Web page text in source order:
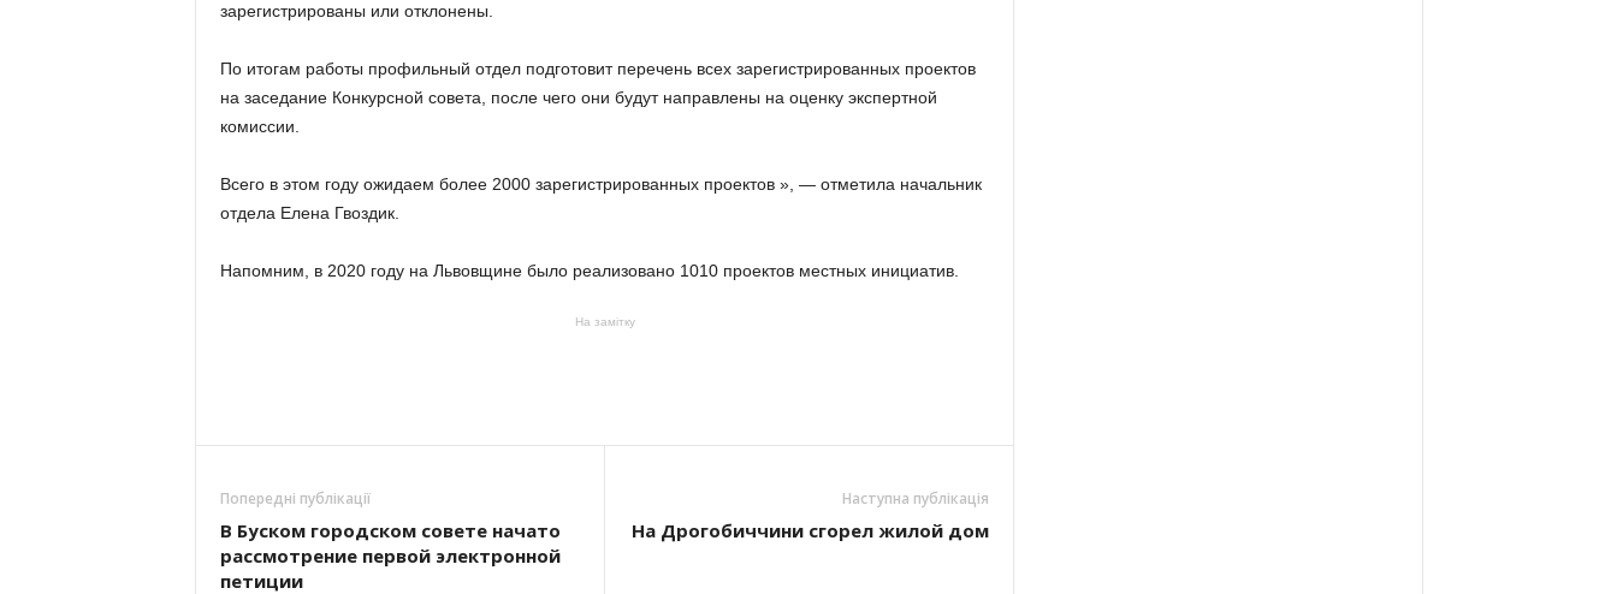
зарегистрированы или отклонены.
По итогам работы профильный отдел подготовит перечень всех зарегистрированных проектов
на заседание Конкурсной совета, после чего они будут направлены на оценку экспертной
комиссии.
Всего в этом году ожидаем более 2000 зарегистрированных проектов », — отметила начальник
отдела Елена Гвоздик.
Напомним, в 2020 году на Львовщине было реализовано 1010 проектов местных инициатив.
На замітку
Попередні публікації
В Буском городском совете начато
рассмотрение первой электронной
петиции
Наступна публікація
На Дрогобиччини сгорел жилой дом